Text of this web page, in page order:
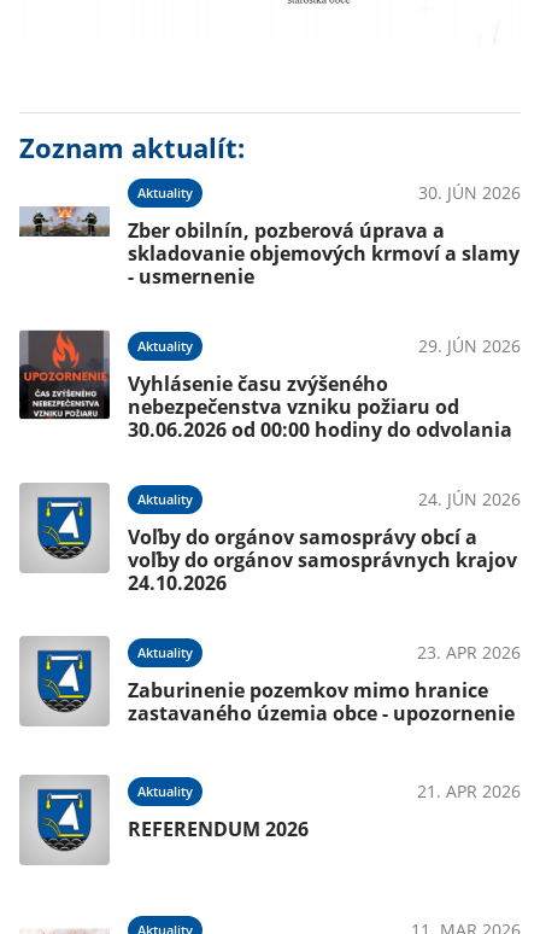
Zoznam aktualít:
Aktuality 30. JÚN 2026
Zber obilnín, pozberová úprava a
skladovanie objemových krmoví a slamy
- usmernenie
Aktuality 29. JÚN 2026
Vyhlásenie času zvýšeného
nebezpečenstva vzniku požiaru od
30.06.2026 od 00:00 hodiny do odvolania
Aktuality 24. JÚN 2026
Voľby do orgánov samosprávy obcí a
voľby do orgánov samosprávnych krajov
24.10.2026
Aktuality 23. APR 2026
Zaburinenie pozemkov mimo hranice
zastavaného územia obce - upozornenie
Aktuality 21. APR 2026
REFERENDUM 2026
Aktuality